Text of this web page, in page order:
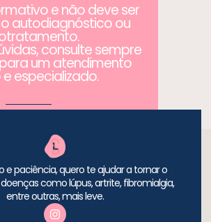
e não deve ser
autodiagnóstico ou
consulte sempre
um atendimento
especializado.
paciência, quero te ajudar a tornar o
como lúpus, artrite, fibromialgia,
entre outras, mais leve.